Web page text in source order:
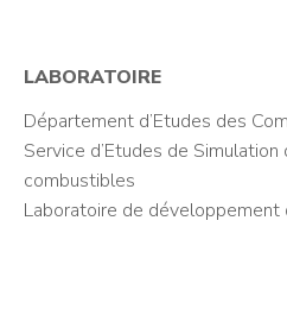
LABORATOIRE
Département d’Etudes des
Service d’Etudes de
combustibles
Laboratoire de développement